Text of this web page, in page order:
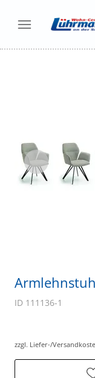
ID 111136-1
zzgl. Liefer-/